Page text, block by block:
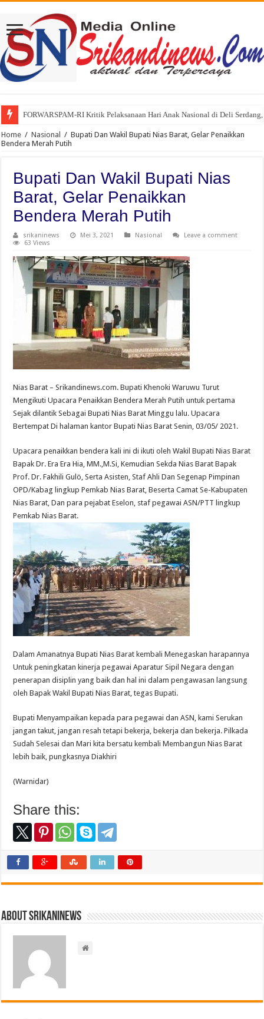
FORWARSPAM-RI Kritik Pelaksanaan Hari Anak Nasional di Deli
Home / Nasional / Bupati Dan Wakil Bupati Nias Barat, Gelar Penaikkan
Bendera Merah Putih
Bupati Dan Wakil Bupati Nias
Barat, Gelar Penaikkan
Bendera Merah Putih
srikaninews Mei 3, 2021 Nasional
Leave a comment
63 Views
Nias Barat – Srikandinews.com. Bupati Khenoki Waruwu Turut
Mengikuti Upacara Penaikkan Bendera Merah Putih untuk pertama
Sejak dilantik Sebagai Bupati Nias Barat Minggu lalu. Upacara
Bertempat Di halaman kantor Bupati Nias Barat Senin, 03/05/ 2021.
Upacara penaikkan bendera kali ini di ikuti oleh Wakil Bupati Nias Barat
Bapak Dr. Era Era Hia, MM.,M.Si, Kemudian Sekda Nias Barat Bapak
Prof. Dr. Fakhili Gulö, Serta Asisten, Staf Ahli Dan Segenap Pimpinan
OPD/Kabag lingkup Pemkab Nias Barat, Beserta Camat Se-Kabupaten
Nias Barat, Dan para pejabat Eselon, staf pegawai ASN/PTT lingkup
Pemkab Nias Barat.
Dalam Amanatnya Bupati Nias Barat kembali Menegaskan harapannya
Untuk peningkatan kinerja pegawai Aparatur Sipil Negara dengan
penerapan disiplin yang baik dan hal ini dalam pengawasan langsung
oleh Bapak Wakil Bupati Nias Barat, tegas Bupati.
Bupati Menyampaikan kepada para pegawai dan ASN, kami Serukan
jangan takut, jangan resah tetapi bekerja, bekerja dan bekerja. Pilkada
Sudah Selesai dan Mari kita bersatu kembali Membangun Nias Barat
lebih baik, pungkasnya Diakhiri
(Warnidar)
Share this:
About srikaninews